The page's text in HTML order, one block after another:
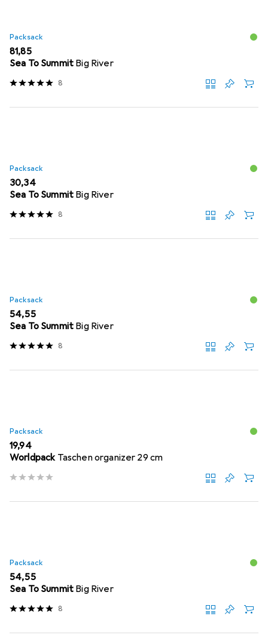
Packsack
EUR
81,85
Sea To Summit Big River
8
Packsack
EUR
30,34
Sea To Summit Big River
8
Packsack
EUR
54,55
Sea To Summit Big River
8
Packsack
EUR
19,94
Worldpack Taschen organizer 29 cm
Packsack
EUR
54,55
Sea To Summit Big River
8